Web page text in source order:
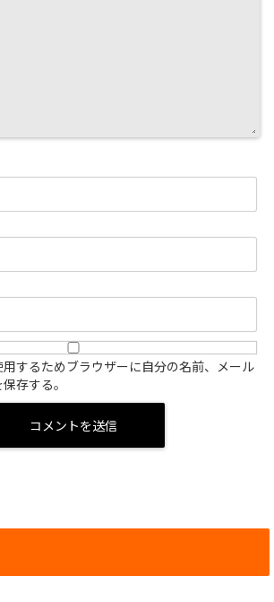
するためブラウザーに自分の名前、メール
存する。